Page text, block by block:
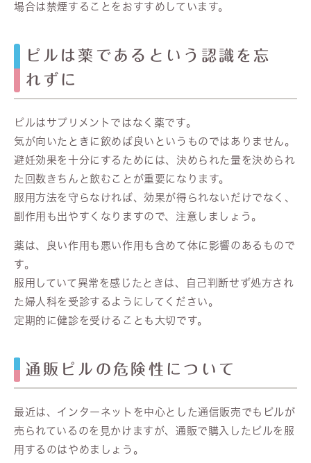
場合は禁煙することをおすすめしています。
ピルは薬であるという認識を忘
れずに
ピルはサプリメントではなく薬です。
気が向いたときに飲めば良いというものではありません。
避妊効果を十分にするためには、決められた量を決められ
た回数きちんと飲むことが重要になります。
服用方法を守らなければ、効果が得られないだけでなく、
副作用も出やすくなりますので、注意しましょう。
薬は、良い作用も悪い作用も含めて体に影響のあるもので
す。
服用していて異常を感じたときは、自己判断せず処方され
た婦人科を受診するようにしてください。
定期的に健診を受けることも大切です。
通販ピルの危険性について
最近は、インターネットを中心とした通信販売でもピルが
売られているのを見かけますが、通販で購入したピルを服
用するのはやめましょう。